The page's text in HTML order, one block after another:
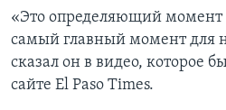
«Это определяющий
самый главный момент для
сказал он в видео, которое
сайте El Paso Times.